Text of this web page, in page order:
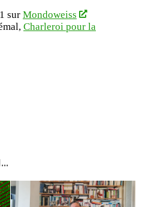
sur Mondoweiss
Charleroi pour la